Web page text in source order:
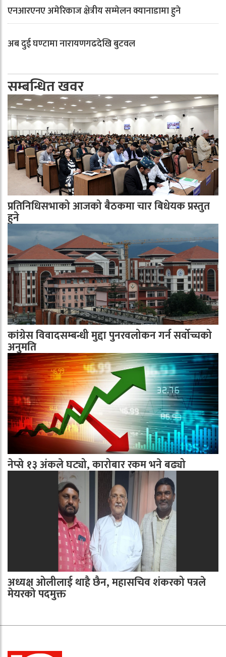
एनआरएनए अमेरिकाज क्षेत्रीय सम्मेलन क्यानाडामा हुने
अब दुई घण्टामा नारायणगढदेखि बुटवल
सम्बन्धित खवर
प्रतिनिधिसभाको आजको बैठकमा चार बिधेयक प्रस्तुत
हुने
कांग्रेस विवादसम्बन्धी मुद्दा पुनरवलोकन गर्न सर्वोच्चको
अनुमति
नेप्से १३ अंकले घट्यो, कारोबार रकम भने बढ्यो
अध्यक्ष ओलीलाई थाहै छैन, महासचिव शंकरको पत्रले
मेयरको पदमुक्त